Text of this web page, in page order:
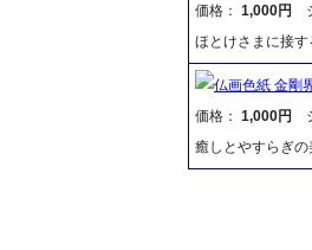
価格： 1,000円
ほとけさまに接す
仏画色紙 金剛
価格： 1,000円
癒しとやすらぎ